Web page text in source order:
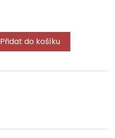
Přidat do košíku